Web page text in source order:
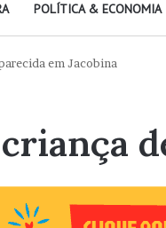
POLÍTICA & ECONOMIA
em Jacobina